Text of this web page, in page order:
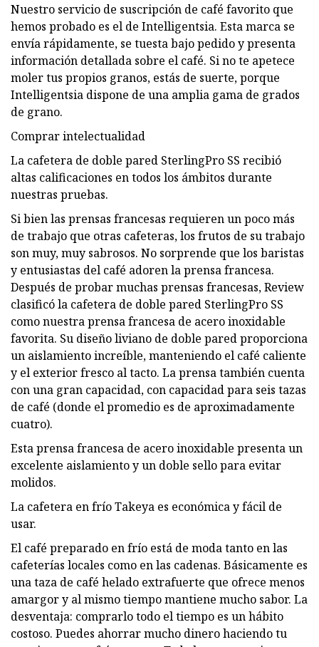
Nuestro servicio de suscripción de café favorito que
hemos probado es el de Intelligentsia. Esta marca se
envía rápidamente, se tuesta bajo pedido y presenta
información detallada sobre el café. Si no te apetece
moler tus propios granos, estás de suerte, porque
Intelligentsia dispone de una amplia gama de grados
de grano.
Comprar intelectualidad
La cafetera de doble pared SterlingPro SS recibió
altas calificaciones en todos los ámbitos durante
nuestras pruebas.
Si bien las prensas francesas requieren un poco más
de trabajo que otras cafeteras, los frutos de su trabajo
son muy, muy sabrosos. No sorprende que los baristas
y entusiastas del café adoren la prensa francesa.
Después de probar muchas prensas francesas, Review
clasificó la cafetera de doble pared SterlingPro SS
como nuestra prensa francesa de acero inoxidable
favorita. Su diseño liviano de doble pared proporciona
un aislamiento increíble, manteniendo el café caliente
y el exterior fresco al tacto. La prensa también cuenta
con una gran capacidad, con capacidad para seis tazas
de café (donde el promedio es de aproximadamente
cuatro).
Esta prensa francesa de acero inoxidable presenta un
excelente aislamiento y un doble sello para evitar
molidos.
La cafetera en frío Takeya es económica y fácil de
usar.
El café preparado en frío está de moda tanto en las
cafeterías locales como en las cadenas. Básicamente es
una taza de café helado extrafuerte que ofrece menos
amargor y al mismo tiempo mantiene mucho sabor. La
desventaja: comprarlo todo el tiempo es un hábito
costoso. Puedes ahorrar mucho dinero haciendo tu